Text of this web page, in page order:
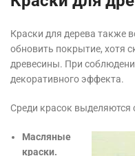
Краски для дерева также
обновить покрытие, хотя
древесины. При
декоративного эффекта.
Среди красок
Масляные
краски.